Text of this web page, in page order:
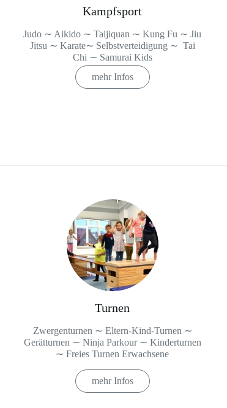
Kampfsport
Judo ∼ Aikido ∼ Taijiquan ∼ Kung Fu ∼ Jiu
Jitsu ∼ Karate∼ Selbstverteidigung ∼ Tai
Chi ∼ Samurai Kids
mehr Infos
Turnen
Zwergenturnen ∼ Eltern-Kind-Turnen ∼
Gerätturnen ∼ Ninja Parkour ∼ Kinderturnen
∼ Freies Turnen Erwachsene
mehr Infos